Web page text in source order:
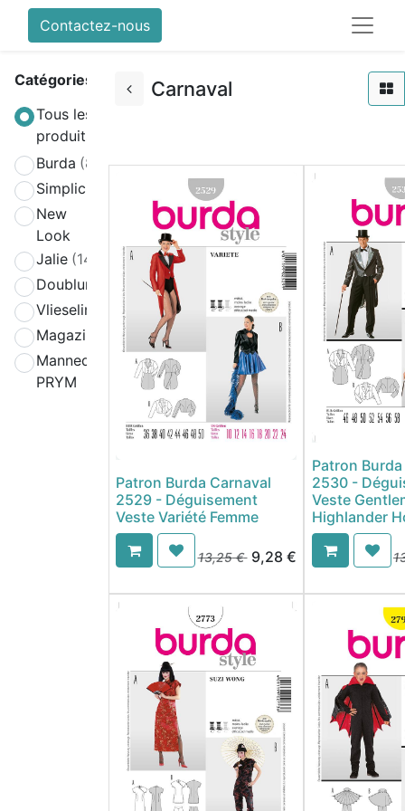
Contactez-nous
Catégories
Tous les
produits
Burda (808)
Simplicity
New
Look
Jalie (141)
Doublure
Vlieseline
(64)
Magazines
(19)
Mannequin
PRYM
(4)
Carnaval
Patron Burda Carnaval
2529 - Déguisement
Veste Variété Femme
13,25€ 9,28 €
Patron
2530 -
Veste
Highlander